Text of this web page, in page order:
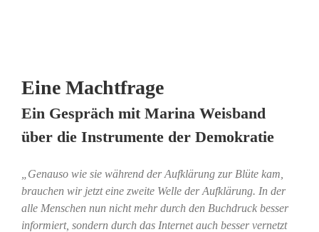
Eine Machtfrage
Ein Gespräch mit Marina Weisband
über die Instrumente der Demokratie
„Genauso wie sie während der Aufklärung zur Blüte kam,
brauchen wir jetzt eine zweite Welle der Aufklärung. In der
alle Menschen nun nicht mehr durch den Buchdruck besser
informiert, sondern durch das Internet auch besser vernetzt